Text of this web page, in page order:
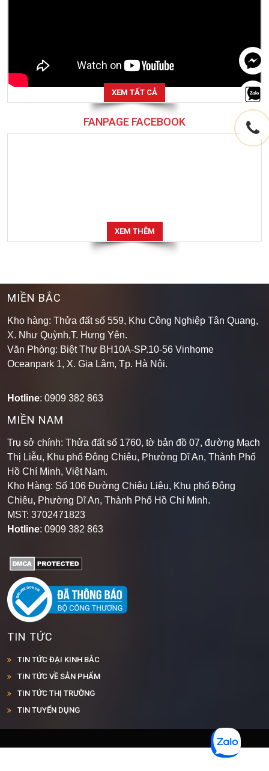
XEM TẤT CẢ
FANPAGE FACEBOOK
XEM THÊM
MIỀN BẮC
Kho hàng: Thửa đất số 559, Khu Công Nghiệp Tân Quang,
X. Như Quỳnh,T. Hưng Yên.
Văn Phòng: Biệt Thự BH10A-SP.10-56 Vinhome
Oceanpark 1, X. Gia Lâm, Tp. Hà Nội.
Hotline: 0909 382 863
MIỀN NAM
Trụ sở chính: Thửa đất số 1760, tờ bản đồ 07, đường Mạch
Thị Liễu, Khu phố Đông Chiêu, Phường Dĩ An, Thành Phố
Hồ Chí Minh, Việt Nam.
Kho Hàng: Số 106 Đường Chiêu Liêu, Khu phố Đông
Chiêu, Phường Dĩ An, Thành Phố Hồ Chí Minh.
MST: 3702471823
Hotline: 0909 382 863
TIN TỨC
TIN TỨC ĐẠI KINH BẮC
TIN TỨC VỀ SẢN PHẨM
TIN TỨC THỊ TRƯỜNG
TIN TUYỂN DỤNG